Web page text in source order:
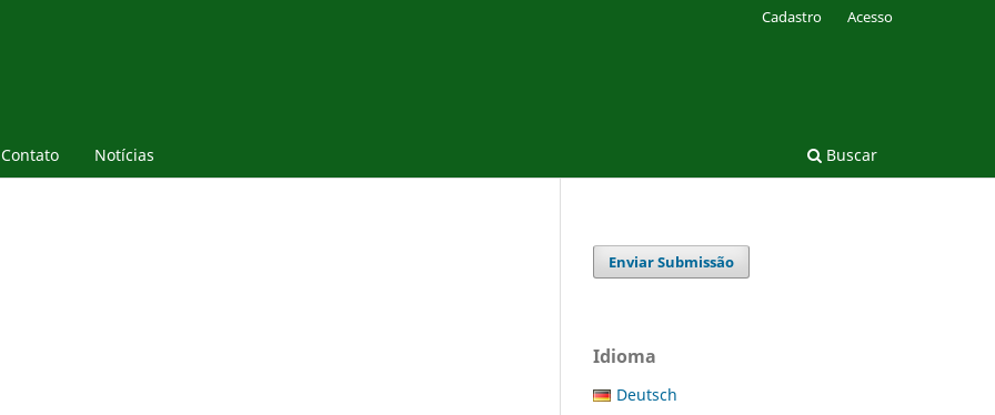
Contato Notícias Buscar
Cadastro Acesso
Enviar Submissão
Idioma
Deutsch